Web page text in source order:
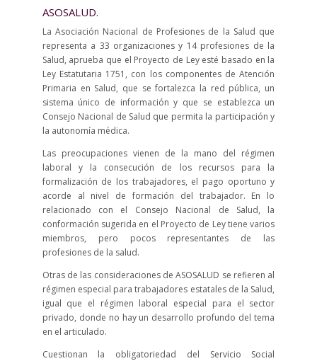
ASOSALUD.
La Asociación Nacional de Profesiones de la Salud que
representa a 33 organizaciones y 14 profesiones de la
Salud, aprueba que el Proyecto de Ley esté basado en la
Ley Estatutaria 1751, con los componentes de Atención
Primaria en Salud, que se fortalezca la red pública, un
sistema único de información y que se establezca un
Consejo Nacional de Salud que permita la participación y
la autonomía médica.
Las preocupaciones vienen de la mano del régimen
laboral y la consecución de los recursos para la
formalización de los trabajadores, el pago oportuno y
acorde al nivel de formación del trabajador. En lo
relacionado con el Consejo Nacional de Salud, la
conformación sugerida en el Proyecto de Ley tiene varios
miembros, pero pocos representantes de las
profesiones de la salud.
Otras de las consideraciones de ASOSALUD se refieren al
régimen especial para trabajadores estatales de la Salud,
igual que el régimen laboral especial para el sector
privado, donde no hay un desarrollo profundo del tema
en el articulado.
Cuestionan la obligatoriedad del Servicio Social